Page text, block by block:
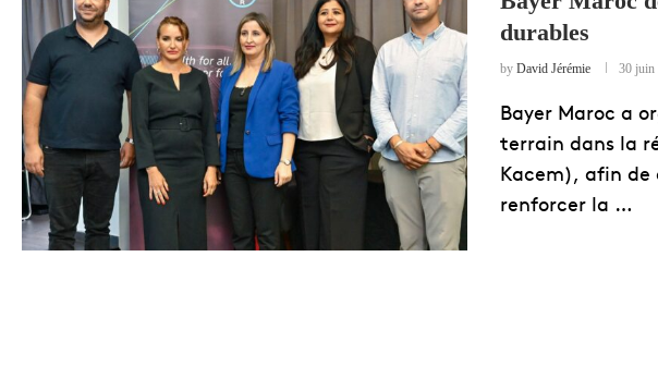
COMMERCE
durables
by David Jérémie 30 juin
Bayer Maroc a
terrain dans la
Kacem), afin de
renforcer la …